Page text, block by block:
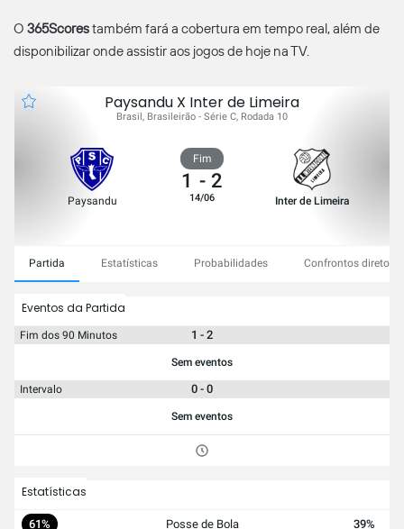
O 365Scorestambém fará a cobertura em tempo real, além de
disponibilizar onde assistir aos jogos de hoje na TV.
Paysandu X Inter de Limeira
Brasil, Brasileirão - Série C, Rodada 10
Paysandu
Fim
1 - 2
14/06 Inter de Limeira
Partida Estatísticas Probabilidades Confrontos diretos
Eventos da Partida
Fim dos 90 Minutos 1 - 2
Sem eventos
Intervalo 0 - 0
Sem eventos
Estatísticas
61% Posse de Bola 39%